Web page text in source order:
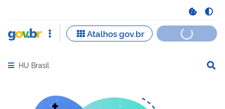
Abrir menu principal de navegação
HU Brasil